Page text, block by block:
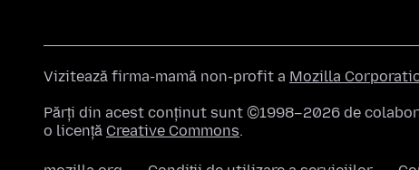
Vizitează firma-mamă non-profit a Mozilla
Părți din acest conținut sunt ©1998–2026 de
o licență Creative Commons.